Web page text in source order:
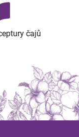
čajů